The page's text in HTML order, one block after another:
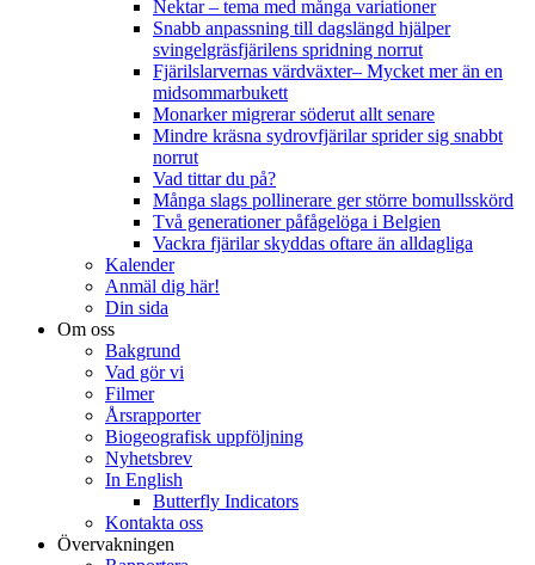
Nektar – tema med många variationer
Snabb anpassning till dagslängd hjälper
svingelgräsfjärilens spridning norrut
Fjärilslarvernas värdväxter– Mycket mer än en
midsommarbukett
Monarker migrerar söderut allt senare
Mindre kräsna sydrovfjärilar sprider sig snabbt
norrut
Vad tittar du på?
Många slags pollinerare ger större bomullsskörd
Två generationer påfågelöga i Belgien
Vackra fjärilar skyddas oftare än alldagliga
Kalender
Anmäl dig här!
Din sida
Om oss
Bakgrund
Vad gör vi
Filmer
Årsrapporter
Biogeografisk uppföljning
Nyhetsbrev
In English
Butterfly Indicators
Kontakta oss
Övervakningen